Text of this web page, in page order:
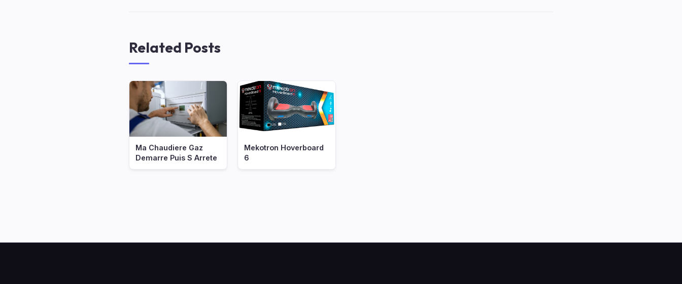
Related Posts
Ma Chaudiere Gaz
Demarre Puis S Arrete
Mekotron Hoverboard
6